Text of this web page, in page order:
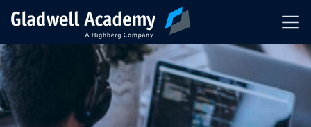
Pré-inscription
Nos Formations